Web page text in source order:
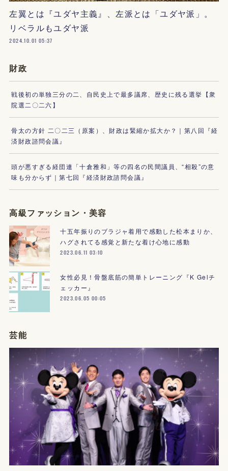
左翼とは『ユダヤ主義』、左派とは「ユダヤ派」。
リベラルもユダヤ派
2024.10.01 05:37
財政
戦後初の単独三分の二、自民史上で最多議席、歴史に残る選挙【衆
院選二〇二六】
骨太の方針 二〇二三（原案）、財政は緊縮か拡大か？｜第八回『経
済財政諮問会議』
頭が悪すぎる経団連「十倉雅和」等の四名の民間議員、“相殺”の意
味も分からず｜第七回『経済財政諮問会議』
高級ファッション・美容
十五年振りのブラジャ着用で感動した松本まりか、
ハグされてる感覚と新たな着け心地に感動
2023.06.11 03:10
女性必見！骨盤底筋の簡単トレーニング『K Gelチ
ェッカー』
2023.06.05 00:05
芸能